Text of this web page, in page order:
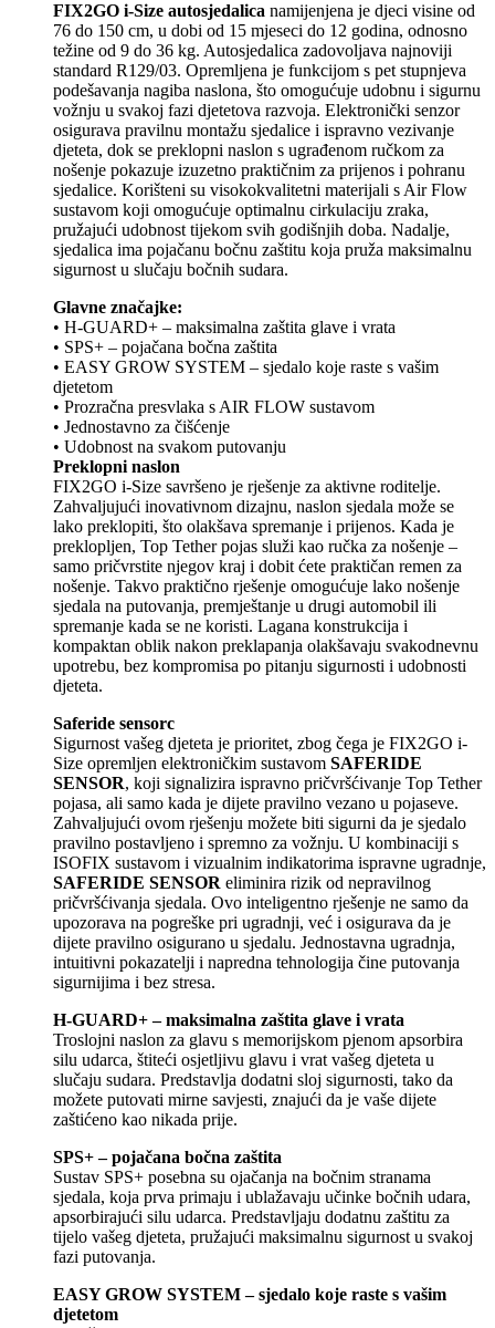
FIX2GO i-Size autosjedalica namijenjena je djeci visine od
76 do 150 cm, u dobi od 15 mjeseci do 12 godina, odnosno
težine od 9 do 36 kg. Autosjedalica zadovoljava najnoviji
standard R129/03. Opremljena je funkcijom s pet stupnjeva
podešavanja nagiba naslona, što omogućuje udobnu i sigurnu
vožnju u svakoj fazi djetetova razvoja. Elektronički senzor
osigurava pravilnu montažu sjedalice i ispravno vezivanje
djeteta, dok se preklopni naslon s ugrađenom ručkom za
nošenje pokazuje izuzetno praktičnim za prijenos i pohranu
sjedalice. Korišteni su visokokvalitetni materijali s Air Flow
sustavom koji omogućuje optimalnu cirkulaciju zraka,
pružajući udobnost tijekom svih godišnjih doba. Nadalje,
sjedalica ima pojačanu bočnu zaštitu koja pruža maksimalnu
sigurnost u slučaju bočnih sudara.
Glavne značajke:
• H-GUARD+ – maksimalna zaštita glave i vrata
• SPS+ – pojačana bočna zaštita
• EASY GROW SYSTEM – sjedalo koje raste s vašim
djetetom
• Prozračna presvlaka s AIR FLOW sustavom
• Jednostavno za čišćenje
• Udobnost na svakom putovanju
Preklopni naslon
FIX2GO i-Size savršeno je rješenje za aktivne roditelje.
Zahvaljujući inovativnom dizajnu, naslon sjedala može se
lako preklopiti, što olakšava spremanje i prijenos. Kada je
preklopljen, Top Tether pojas služi kao ručka za nošenje –
samo pričvrstite njegov kraj i dobit ćete praktičan remen za
nošenje. Takvo praktično rješenje omogućuje lako nošenje
sjedala na putovanja, premještanje u drugi automobil ili
spremanje kada se ne koristi. Lagana konstrukcija i
kompaktan oblik nakon preklapanja olakšavaju svakodnevnu
upotrebu, bez kompromisa po pitanju sigurnosti i udobnosti
djeteta.
Saferide sensorc
Sigurnost vašeg djeteta je prioritet, zbog čega je FIX2GO i-
Size opremljen elektroničkim sustavom SAFERIDE
SENSOR, koji signalizira ispravno pričvršćivanje Top Tether
pojasa, ali samo kada je dijete pravilno vezano u pojaseve.
Zahvaljujući ovom rješenju možete biti sigurni da je sjedalo
pravilno postavljeno i spremno za vožnju. U kombinaciji s
ISOFIX sustavom i vizualnim indikatorima ispravne ugradnje,
SAFERIDE SENSOR eliminira rizik od nepravilnog
pričvršćivanja sjedala. Ovo inteligentno rješenje ne samo da
upozorava na pogreške pri ugradnji, već i osigurava da je
dijete pravilno osigurano u sjedalu. Jednostavna ugradnja,
intuitivni pokazatelji i napredna tehnologija čine putovanja
sigurnijima i bez stresa.
H-GUARD+ – maksimalna zaštita glave i vrata
Troslojni naslon za glavu s memorijskom pjenom apsorbira
silu udarca, štiteći osjetljivu glavu i vrat vašeg djeteta u
slučaju sudara. Predstavlja dodatni sloj sigurnosti, tako da
možete putovati mirne savjesti, znajući da je vaše dijete
zaštićeno kao nikada prije.
SPS+ – pojačana bočna zaštita
Sustav SPS+ posebna su ojačanja na bočnim stranama
sjedala, koja prva primaju i ublažavaju učinke bočnih udara,
apsorbirajući silu udarca. Predstavljaju dodatnu zaštitu za
tijelo vašeg djeteta, pružajući maksimalnu sigurnost u svakoj
fazi putovanja.
EASY GROW SYSTEM – sjedalo koje raste s vašim
djetetom